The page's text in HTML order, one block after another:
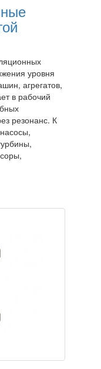
уровня
агрегатов,
в рабочий
резонанс. К